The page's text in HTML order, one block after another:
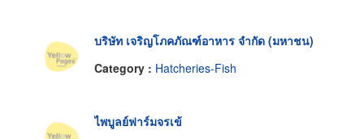
บริษัท เจริญโภคภัณฑ์อาหาร จำกัด (มหาชน)
Category : Hatcheries-Fish
ไพบูลย์ฟาร์มจรเข้